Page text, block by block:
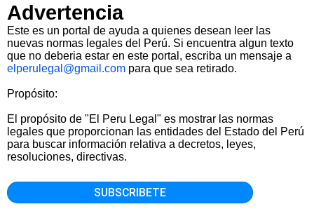
Advertencia
Este es un portal de ayuda a quienes desean leer las
nuevas normas legales del Perú. Si encuentra algun texto
que no deberia estar en este portal, escriba un mensaje a
elperulegal@gmail.com para que sea retirado.
Propósito:
El propósito de "El Peru Legal" es mostrar las normas
legales que proporcionan las entidades del Estado del Perú
para buscar información relativa a decretos, leyes,
resoluciones, directivas.